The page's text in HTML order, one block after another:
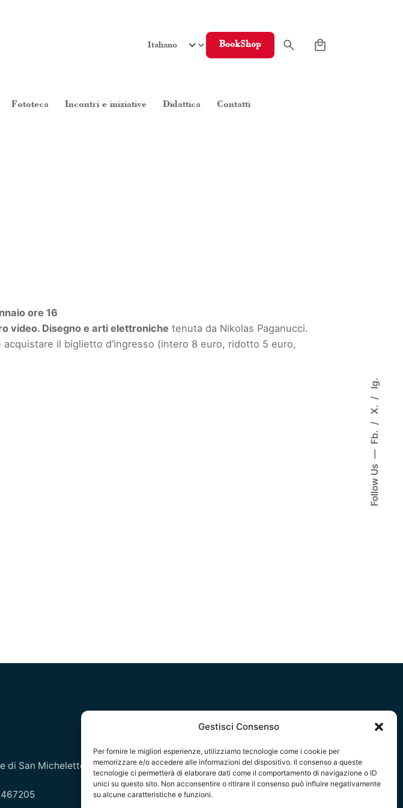
Gestisci Consenso
Per fornire le migliori esperienze, utilizziamo tecnologie come i cookie per
memorizzare e/o accedere alle informazioni del dispositivo. Il consenso a queste
tecnologie ci permetterà di elaborare dati come il comportamento di navigazione o ID
unici su questo sito. Non acconsentire o ritirare il consenso può influire negativamente
su alcune caratteristiche e funzioni.
Follow Us
Fb.
X.
Ig.
Fototeca Incontri e iniziative Didattica Contatti
BookShop
ore 16
video. Disegno e arti elettroniche tenuta da Nikolas Paganucci.
il biglietto d’ingresso (intero 8 euro, ridotto 5 euro,
di San Micheletto, Via
Condizioni di vendita
Istruzioni per l’utilizzo del bookshop
Informativa per gli utenti del sito web